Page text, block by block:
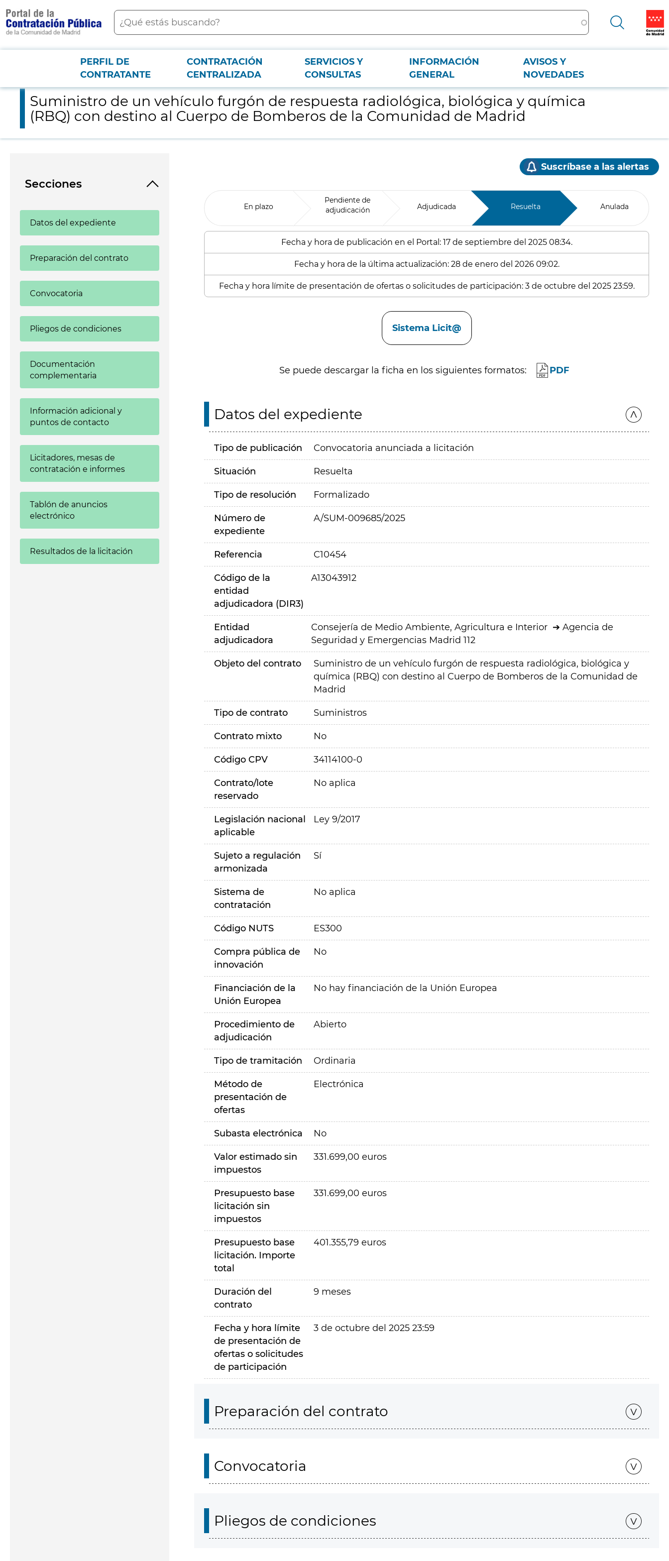
contenido
principal
Buscar
Menú PCON
PERFIL DE
CONTRATANTE
CONTRATACIÓN
CENTRALIZADA
SERVICIOS Y
CONSULTAS
INFORMACIÓN
GENERAL
AVISOS Y
NOVEDADES
Suministro de un vehículo furgón de respuesta radiológica, biológica y química (RBQ) con destino al Cuerpo de Bomberos de la Comunidad de Madrid
Suministro de un vehículo furgón de respuesta radiológica, biológica y química
(RBQ) con destino al Cuerpo de Bomberos de la Comunidad de Madrid
Secciones
Datos del expediente
Preparación del contrato
Convocatoria
Pliegos de condiciones
Documentación
complementaria
Información adicional y
puntos de contacto
Licitadores, mesas de
contratación e informes
Tablón de anuncios
electrónico
Resultados de la licitación
Suscríbase a las alertas
En plazo
Pendiente de
adjudicación
Adjudicada Resuelta Anulada
Fecha y hora de publicación en el Portal: 17 de septiembre del 2025 08:34.
Fecha y hora de la última actualización: 28 de enero del 2026 09:02.
Fecha y hora límite de presentación de ofertas o solicitudes de participación: 3 de octubre del 2025 23:59.
Sistema Licit@
Se puede descargar la ficha en los siguientes formatos: PDF
Datos del expediente
Tipo de publicación Convocatoria anunciada a licitación
Situación Resuelta
Tipo de resolución Formalizado
Número de
expediente
A/SUM-009685/2025
Referencia C10454
Código de la
entidad
adjudicadora (DIR3)
A13043912
Entidad
adjudicadora
Consejería de Medio Ambiente, Agricultura e Interior
Agencia de
Seguridad y Emergencias Madrid 112
Objeto del contrato
Suministro de un vehículo furgón de respuesta radiológica, biológica y
química (RBQ) con destino al Cuerpo de Bomberos de la Comunidad de
Madrid
Tipo de contrato Suministros
Contrato mixto No
Código CPV 34114100-0
Contrato/lote
reservado
No aplica
Legislación nacional
aplicable
Ley 9/2017
Sujeto a regulación
armonizada
Sí
Sistema de
contratación
No aplica
Código NUTS ES300
Compra pública de
innovación
No
Financiación de la
Unión Europea
No hay financiación de la Unión Europea
Procedimiento de
adjudicación
Abierto
Tipo de tramitación Ordinaria
Método de
presentación de
ofertas
Electrónica
Subasta electrónica No
Valor estimado sin
impuestos
331.699,00 euros
Presupuesto base
licitación sin
impuestos
331.699,00 euros
Presupuesto base
licitación. Importe
total
401.355,79 euros
Duración del
contrato
9 meses
Fecha y hora límite
de presentación de
ofertas o solicitudes
de participación
3 de octubre del 2025 23:59
Preparación del contrato
Convocatoria
Pliegos de condiciones